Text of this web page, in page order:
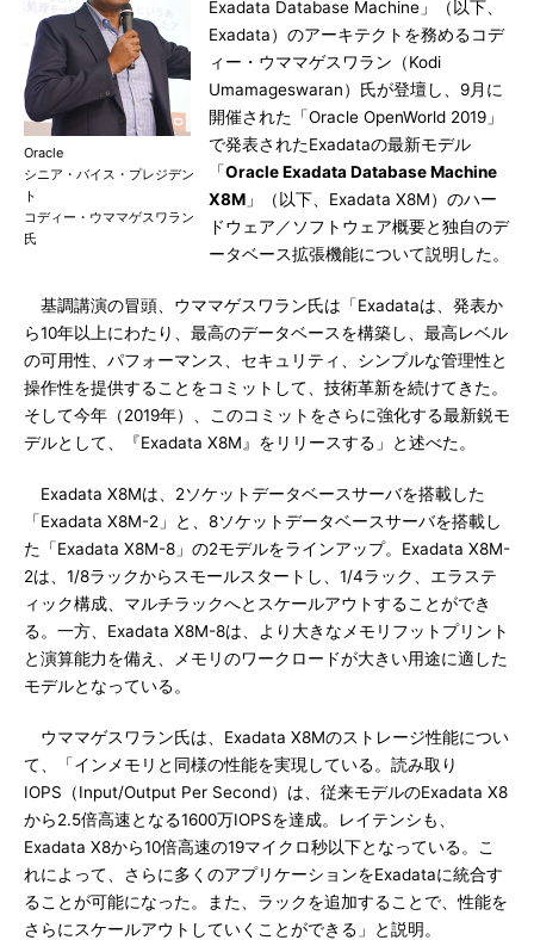
Oracle
シニア・バイス・プレジデン
ト
コディー・ウママゲスワラン
氏
Exadata Database Machine」（以下、
Exadata）のアーキテクトを務めるコデ
ィー・ウママゲスワラン（Kodi
Umamageswaran）氏が登壇し、9月に
開催された「Oracle OpenWorld 2019」
で発表されたExadataの最新モデル
「Oracle Exadata Database Machine
X8M 」（以下、Exadata X8M）のハー
ドウェア／ソフトウェア概要と独自のデ
ータベース拡張機能について説明した。
基調講演の冒頭、ウママゲスワラン氏は「Exadataは、発表か
ら10年以上にわたり、最高のデータベースを構築し、最高レベル
の可用性、パフォーマンス、セキュリティ、シンプルな管理性と
操作性を提供することをコミットして、技術革新を続けてきた。
そして今年（2019年）、このコミットをさらに強化する最新鋭モ
デルとして、『Exadata X8M』をリリースする」と述べた。
Exadata X8Mは、2ソケットデータベースサーバを搭載した
「Exadata X8M-2」と、8ソケットデータベースサーバを搭載し
た「Exadata X8M-8」の2モデルをラインアップ。Exadata X8M-
2は、1/8ラックからスモールスタートし、1/4ラック、エラステ
ィック構成、マルチラックへとスケールアウトすることができ
る。一方、Exadata X8M-8は、より大きなメモリフットプリント
と演算能力を備え、メモリのワークロードが大きい用途に適した
モデルとなっている。
ウママゲスワラン氏は、Exadata X8Mのストレージ性能につい
て、「インメモリと同様の性能を実現している。読み取り
IOPS（Input/Output Per Second）は、従来モデルのExadata X8
から2.5倍高速となる1600万IOPSを達成。レイテンシも、
Exadata X8から10倍高速の19マイクロ秒以下となっている。こ
れによって、さらに多くのアプリケーションをExadataに統合す
ることが可能になった。また、ラックを追加することで、性能を
さらにスケールアウトしていくことができる」と説明。